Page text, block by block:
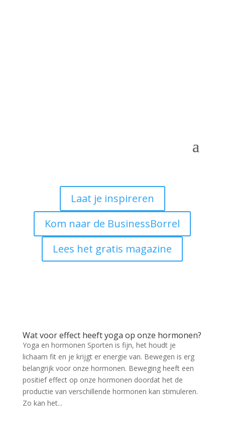
Laat je inspireren
Kom naar de BusinessBorrel
Lees het gratis magazine
Wat voor effect heeft yoga op onze hormonen?
Yoga en hormonen Sporten is fijn, het houdt je
lichaam fit en je krijgt er energie van. Bewegen is erg
belangrijk voor onze hormonen. Beweging heeft een
positief effect op onze hormonen doordat het de
productie van verschillende hormonen kan stimuleren.
Zo kan het...